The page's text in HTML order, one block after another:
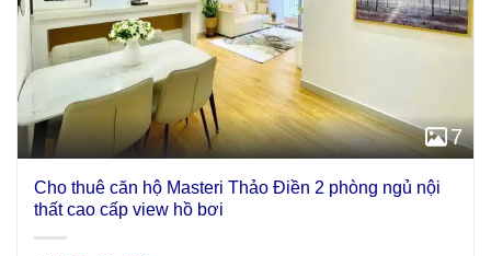
7
Cho thuê căn hộ Masteri Thảo Điền 2 phòng ngủ nội
thất cao cấp view hồ bơi